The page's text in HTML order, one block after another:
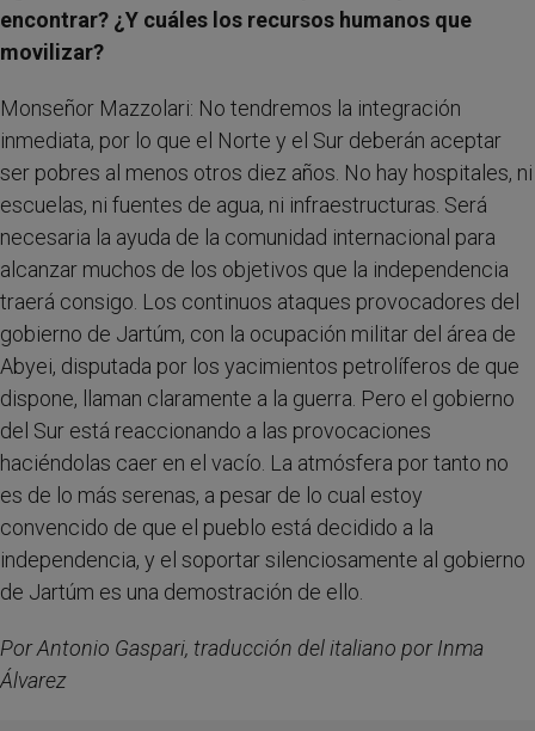
encontrar? ¿Y cuáles los recursos humanos que
movilizar?
Monseñor Mazzolari: No tendremos la integración
inmediata, por lo que el Norte y el Sur deberán aceptar
ser pobres al menos otros diez años. No hay hospitales, ni
escuelas, ni fuentes de agua, ni infraestructuras. Será
necesaria la ayuda de la comunidad internacional para
alcanzar muchos de los objetivos que la independencia
traerá consigo. Los continuos ataques provocadores del
gobierno de Jartúm, con la ocupación militar del área de
Abyei, disputada por los yacimientos petrolíferos de que
dispone, llaman claramente a la guerra. Pero el gobierno
del Sur está reaccionando a las provocaciones
haciéndolas caer en el vacío. La atmósfera por tanto no
es de lo más serenas, a pesar de lo cual estoy
convencido de que el pueblo está decidido a la
independencia, y el soportar silenciosamente al gobierno
de Jartúm es una demostración de ello.
Por Antonio Gaspari, traducción del italiano por Inma
Álvarez